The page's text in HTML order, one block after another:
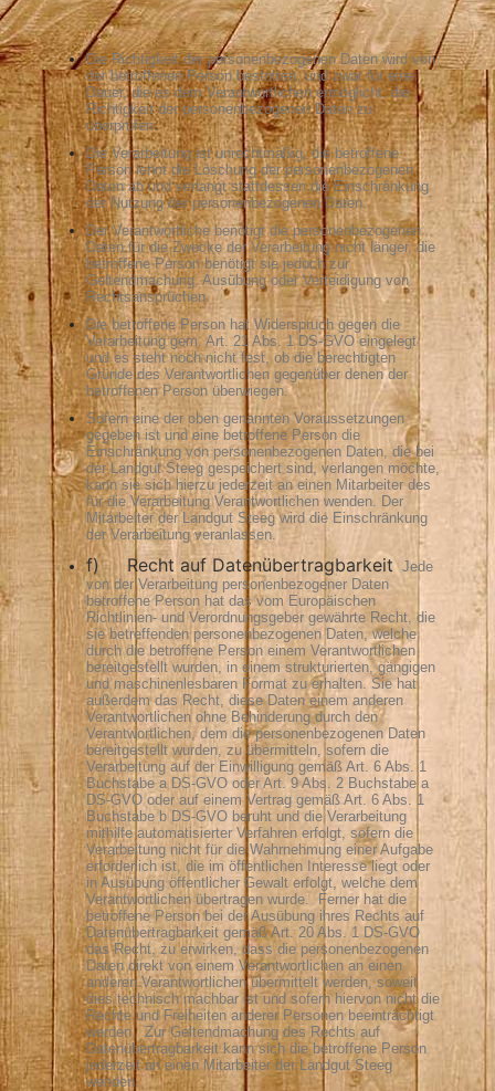
Die Richtigkeit der personenbezogenen Daten wird von
der betroffenen Person bestritten, und zwar für eine
Dauer, die es dem Verantwortlichen ermöglicht, die
Richtigkeit der personenbezogenen Daten zu
überprüfen.
Die Verarbeitung ist unrechtmäßig, die betroffene
Person lehnt die Löschung der personenbezogenen
Daten ab und verlangt stattdessen die Einschränkung
der Nutzung der personenbezogenen Daten.
Der Verantwortliche benötigt die personenbezogenen
Daten für die Zwecke der Verarbeitung nicht länger, die
betroffene Person benötigt sie jedoch zur
Geltendmachung, Ausübung oder Verteidigung von
Rechtsansprüchen.
Die betroffene Person hat Widerspruch gegen die
Verarbeitung gem. Art. 21 Abs. 1 DS-GVO eingelegt
und es steht noch nicht fest, ob die berechtigten
Gründe des Verantwortlichen gegenüber denen der
betroffenen Person überwiegen.
Sofern eine der oben genannten Voraussetzungen
gegeben ist und eine betroffene Person die
Einschränkung von personenbezogenen Daten, die bei
der Landgut Steeg gespeichert sind, verlangen möchte,
kann sie sich hierzu jederzeit an einen Mitarbeiter des
für die Verarbeitung Verantwortlichen wenden. Der
Mitarbeiter der Landgut Steeg wird die Einschränkung
der Verarbeitung veranlassen.
f) Recht auf Datenübertragbarkeit Jede
von der Verarbeitung personenbezogener Daten
betroffene Person hat das vom Europäischen
Richtlinien- und Verordnungsgeber gewährte Recht, die
sie betreffenden personenbezogenen Daten, welche
durch die betroffene Person einem Verantwortlichen
bereitgestellt wurden, in einem strukturierten, gängigen
und maschinenlesbaren Format zu erhalten. Sie hat
außerdem das Recht, diese Daten einem anderen
Verantwortlichen ohne Behinderung durch den
Verantwortlichen, dem die personenbezogenen Daten
bereitgestellt wurden, zu übermitteln, sofern die
Verarbeitung auf der Einwilligung gemäß Art. 6 Abs. 1
Buchstabe a DS-GVO oder Art. 9 Abs. 2 Buchstabe a
DS-GVO oder auf einem Vertrag gemäß Art. 6 Abs. 1
Buchstabe b DS-GVO beruht und die Verarbeitung
mithilfe automatisierter Verfahren erfolgt, sofern die
Verarbeitung nicht für die Wahrnehmung einer Aufgabe
erforderlich ist, die im öffentlichen Interesse liegt oder
in Ausübung öffentlicher Gewalt erfolgt, welche dem
Verantwortlichen übertragen wurde. Ferner hat die
betroffene Person bei der Ausübung ihres Rechts auf
Datenübertragbarkeit gemäß Art. 20 Abs. 1 DS-GVO
das Recht, zu erwirken, dass die personenbezogenen
Daten direkt von einem Verantwortlichen an einen
anderen Verantwortlichen übermittelt werden, soweit
dies technisch machbar ist und sofern hiervon nicht die
Rechte und Freiheiten anderer Personen beeinträchtigt
werden. Zur Geltendmachung des Rechts auf
Datenübertragbarkeit kann sich die betroffene Person
jederzeit an einen Mitarbeiter der Landgut Steeg
wenden.